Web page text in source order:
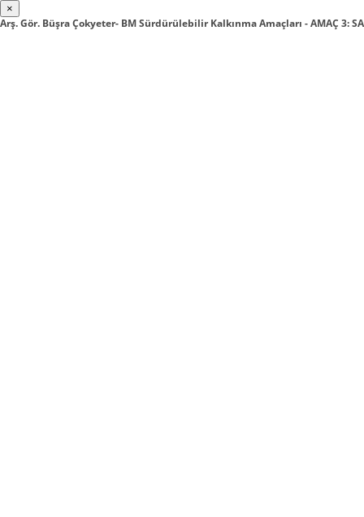
×
Arş. Gör. Büşra Çokyeter- BM Sürdürülebilir Kalkınma Amaçları - AMAÇ 3: